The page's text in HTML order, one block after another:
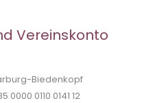
Vereinskonto
Biedenkopf
0000 0110 0141 12